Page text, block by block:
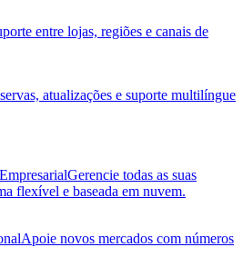
entre lojas, regiões e canais de
atualizações e suporte multilíngue
Gerencie todas as suas
flexível e baseada em nuvem.
Apoie novos mercados com números